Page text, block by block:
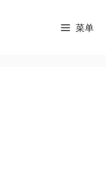
菜单